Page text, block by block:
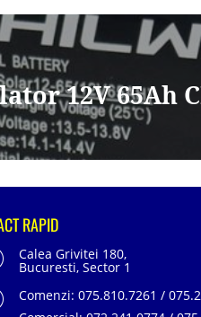
12V 65Ah
RAPID
Calea Grivitei 180,
Bucuresti, Sector 1
Comenzi: 075.810.7261 /